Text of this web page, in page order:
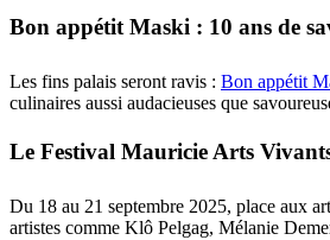
Bon appétit Maski : 10 ans de
Les fins palais seront ravis : Bon appétit
culinaires aussi audacieuses que
Le Festival Mauricie Arts
Du 18 au 21 septembre 2025, place aux
artistes comme Klô Pelgag, Mélanie